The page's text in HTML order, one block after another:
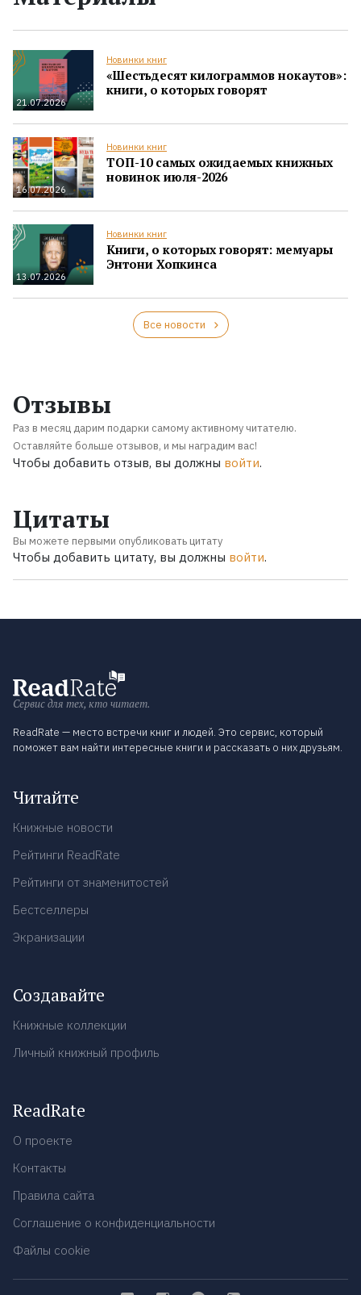
21.07.2026
Новинки книг
«Шестьдесят килограммов нокаутов»:
книги, о которых говорят
16.07.2026
Новинки книг
ТОП-10 самых ожидаемых книжных
новинок июля-2026
13.07.2026
Новинки книг
Книги, о которых говорят: мемуары
Энтони Хопкинса
Все новости
Отзывы
Раз в месяц дарим подарки самому активному читателю.
Оставляйте больше отзывов, и мы наградим вас!
Чтобы добавить отзыв, вы должны войти.
Цитаты
Вы можете первыми опубликовать цитату
Чтобы добавить цитату, вы должны войти.
Сервис для тех, кто читает.
ReadRate — место встречи книг и людей. Это сервис, который
поможет вам найти интересные книги и рассказать о них друзьям.
Читайте
Книжные новости
Рейтинги ReadRate
Рейтинги от знаменитостей
Бестселлеры
Экранизации
Создавайте
Книжные коллекции
Личный книжный профиль
ReadRate
О проекте
Контакты
Правила сайта
Соглашение о конфиденциальности
Файлы cookie